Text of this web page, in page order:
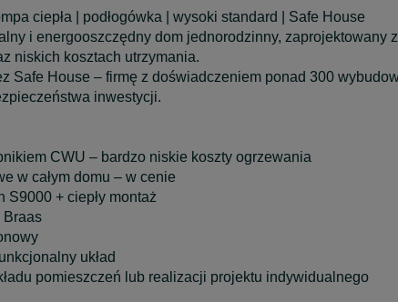
ciepła | podłogówka | wysoki standard | Safe House
i energooszczędny dom jednorodzinny, zaprojektowany
niskich kosztach utrzymania.
Safe House – firmę z doświadczeniem ponad 300
inwestycji.
CWU – bardzo niskie koszty ogrzewania
w całym domu – w cenie
S9000 + ciepły montaż
Braas
układ
pomieszczeń lub realizacji projektu indywidualnego